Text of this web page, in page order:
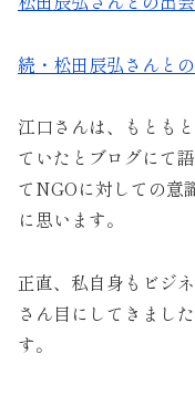
続・松田辰弘さんと
江口さんは、もとも
ていたとブログにて
てNGOに対しての意
に思います。
正直、私自身もビジ
さん目にしてきまし
す。